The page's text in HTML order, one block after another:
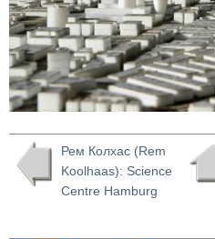
Рем Колхас (Rem
Koolhaas): Science
Centre Hamburg